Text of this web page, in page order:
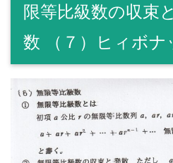
限等比級数の収
数 （７）ヒィボ